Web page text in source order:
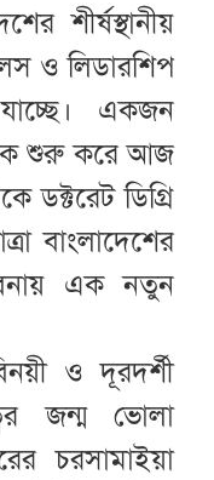
শীর্ষস্থানীয়
ও লিডারশিপ
একজন
শুরু করে আজ
ডক্টরেট ডিগ্রি
বাংলাদেশের
এক নতুন
ও দূরদর্শী
জন্ম ভোলা
চরসামাইয়া